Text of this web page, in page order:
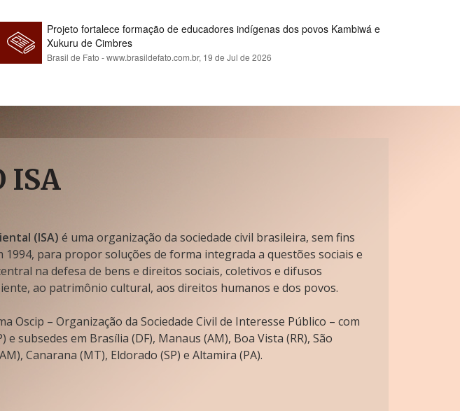
Projeto fortalece formação de educadores indígenas dos povos Kambiwá e
Xukuru de Cimbres
Brasil de Fato - www.brasildefato.com.br, 19 de Jul de 2026
ISA
(ISA) é uma organização da sociedade civil brasileira, sem fins
1994, para propor soluções de forma integrada a questões sociais e
na defesa de bens e direitos sociais, coletivos e difusos
ao patrimônio cultural, aos direitos humanos e dos povos.
Oscip – Organização da Sociedade Civil de Interesse Público – com
e subsedes em Brasília (DF), Manaus (AM), Boa Vista (RR), São
Canarana (MT), Eldorado (SP) e Altamira (PA).